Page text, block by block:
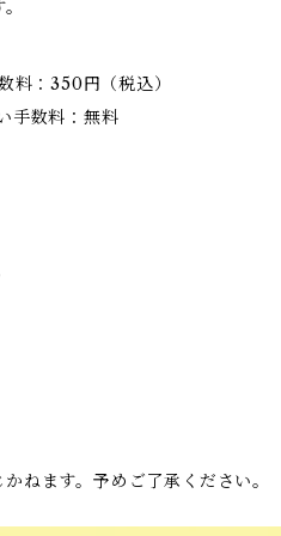
料：350円（税込）
手数料：無料
ねます。予めご了承ください。